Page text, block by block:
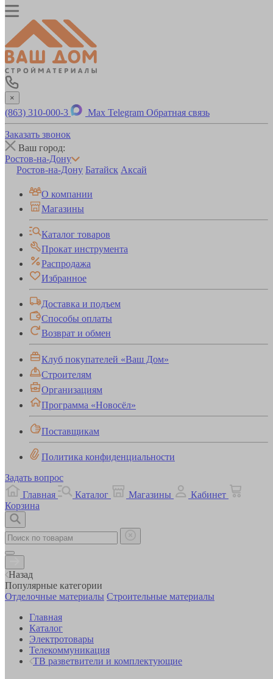
×
(863) 310-000-3 Max Telegram Обратная связь
Заказать звонок
Ваш город:
Ростов-на-Дону
Ростов-на-Дону Батайск Аксай
О компании
Магазины
Каталог товаров
Прокат инструмента
Распродажа
Избранное
Доставка и подъем
Способы оплаты
Возврат и обмен
Клуб покупателей «Ваш Дом»
Строителям
Организациям
Программа «Новосёл»
Поставщикам
Политика конфиденциальности
Задать вопрос
Главная
Каталог Магазины
Кабинет
Корзина
Назад
Популярные категории
Отделочные материалы Строительные материалы
Главная
Каталог
Электротовары
Телекоммуникация
ТВ разветвители и комплектующие